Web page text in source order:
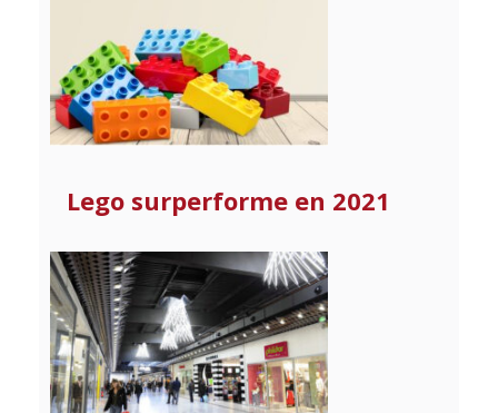
Lego surperforme en 2021